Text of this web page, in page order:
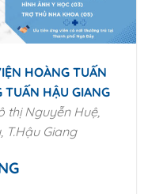
HOÀNG TUẤN
TUẤN HẬU GIANG
thị Nguyễn Huệ,
T.Hậu Giang